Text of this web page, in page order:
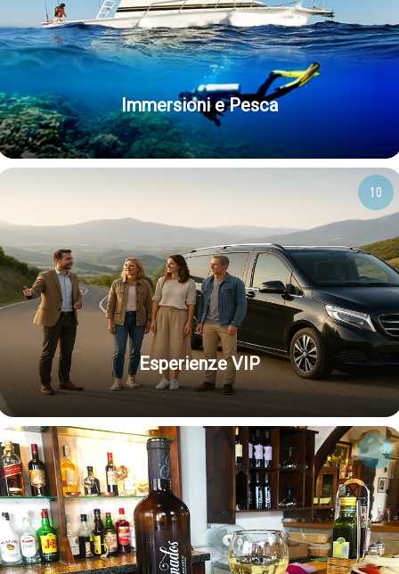
Immersioni e Pesca
10
Esperienze VIP